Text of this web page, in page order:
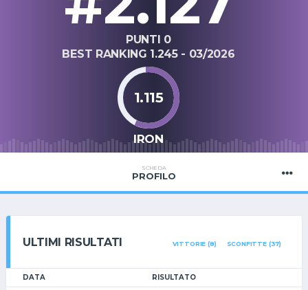
PUNTI 0
BEST RANKING 1.245 - 03/2026
1.115
IRON
SCHEDA
PROFILO
ULTIMI RISULTATI VITTORIE (8) SCONFITTE (37)
DATA RISULTATO